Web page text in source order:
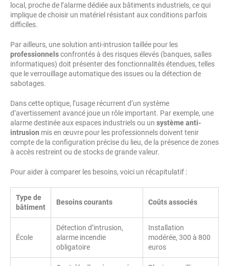
local, proche de l’alarme dédiée aux bâtiments industriels, ce qui
implique de choisir un matériel résistant aux conditions parfois
difficiles.
Par ailleurs, une solution anti-intrusion taillée pour les
professionnelsconfrontés à des risques élevés (banques, salles
informatiques) doit présenter des fonctionnalités étendues, telles
que le verrouillage automatique des issues ou la détection de
sabotages.
Dans cette optique, l’usage récurrent d’un système
d’avertissement avancé joue un rôle important. Par exemple, une
alarme destinée aux espaces industriels ou un système anti-
intrusion mis en œuvre pour les professionnels doivent tenir
compte de la configuration précise du lieu, de la présence de zones
à accès restreint ou de stocks de grande valeur.
Pour aider à comparer les besoins, voici un récapitulatif :
Type de
bâtiment
Besoins courants Coûts associés
École
Détection d’intrusion,
alarme incendie
obligatoire
Installation
modérée, 300 à 800
euros